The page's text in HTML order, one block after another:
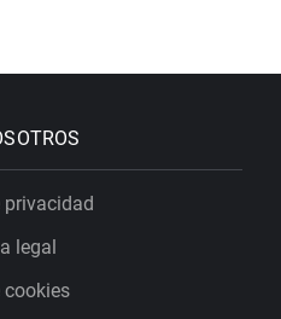
privacidad
legal
cookies